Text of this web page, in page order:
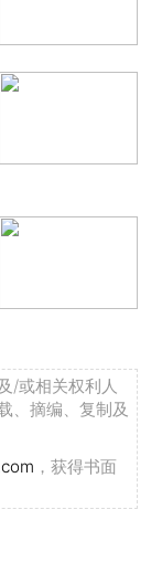
/或相关权利人
、摘编、复制及
，获得书面